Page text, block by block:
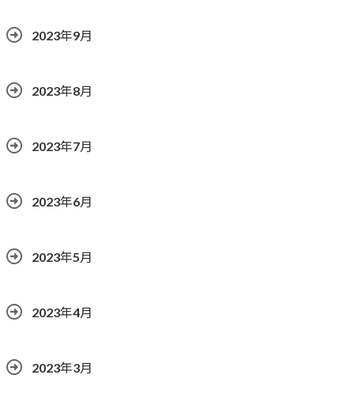
2023年9月
2023年8月
2023年7月
2023年6月
2023年5月
2023年4月
2023年3月